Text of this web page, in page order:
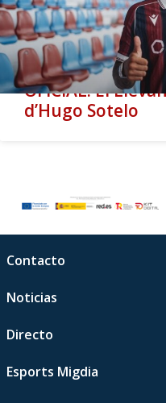
OFICIAL: El
d’Hugo Sotelo
Contacto
Noticias
Directo
Esports Migdia